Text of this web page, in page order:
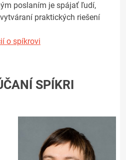
poslaním je spájať ľudí,
praktických riešení
o spíkrovi
SPÍKRI